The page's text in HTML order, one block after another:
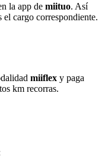
la app de miituo. Así
el cargo correspondiente.
miiflex y paga
km recorras.